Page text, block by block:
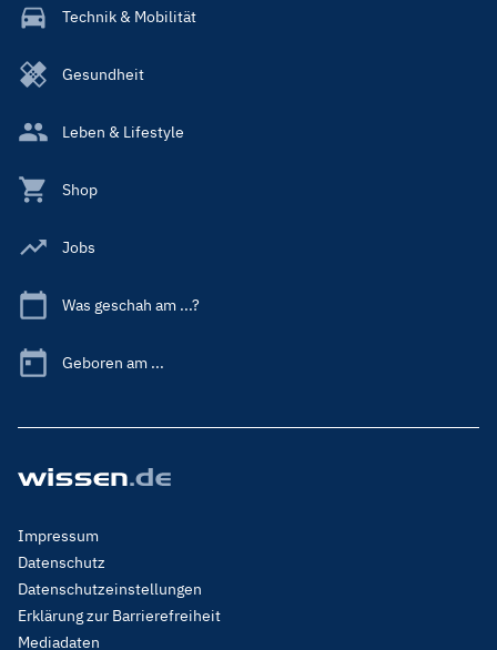
Technik & Mobilität
Gesundheit
Leben & Lifestyle
Shop
Jobs
Was geschah am ...?
Geboren am ...
Footer
Menu
Legal
Impressum
Datenschutz
Datenschutzeinstellungen
Erklärung zur Barrierefreiheit
Mediadaten